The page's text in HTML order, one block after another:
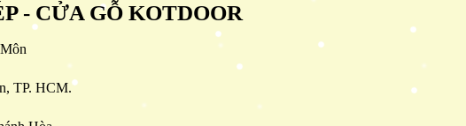
- CỬA GỖ KOTDOOR
TP. HCM.